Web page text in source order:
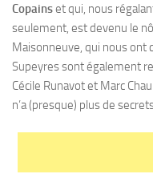
Copainset qui, nous
seulement, est devenu le
Maisonneuve, qui nous ont
Supeyres sont également
Cécile Runavot et Marc
n’a (presque) plus de